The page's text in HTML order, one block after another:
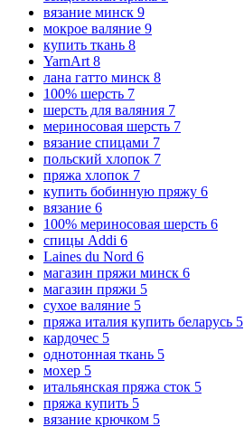
вязание минск 9
мокрое валяние 9
купить ткань 8
YarnArt 8
лана гатто минск 8
100% шерсть 7
шерсть для валяния 7
мериносовая шерсть 7
вязание спицами 7
польский хлопок 7
пряжа хлопок 7
купить бобинную пряжу 6
вязание 6
100% мериносовая шерсть 6
спицы Addi 6
Laines du Nord 6
магазин пряжи минск 6
магазин пряжи 5
сухое валяние 5
пряжа италия купить беларусь 5
кардочес 5
однотонная ткань 5
мохер 5
итальянская пряжа сток 5
пряжа купить 5
вязание крючком 5